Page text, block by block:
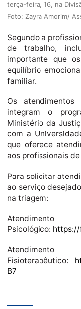
terça-feira, 16, na
Foto: Zayra Amorim/
Segundo a
de trabalho,
importante que
equilíbrio
familiar.
Os atendimentos
integram o
Ministério da
com a
que oferece
aos profissionais
Para solicitar
ao serviço
na triagem:
Atendimento
Psicológico: https://
Atendimento
Fisioterapêutico:
B7